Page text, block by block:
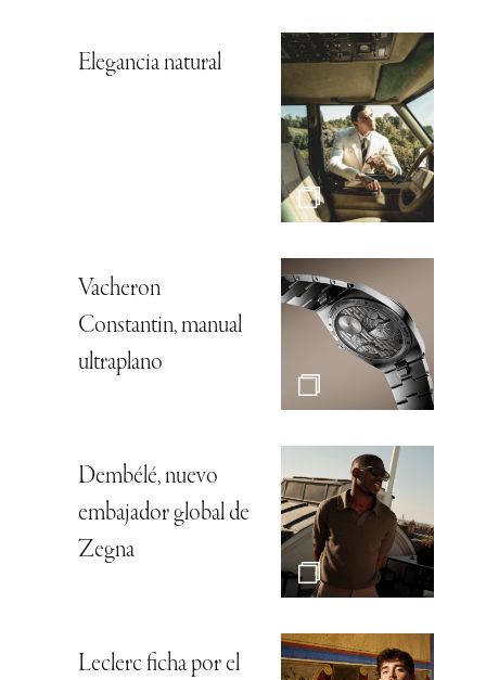
Elegancia natural
Vacheron
Constantin, manual
ultraplano
Dembélé, nuevo
embajador global de
Zegna
Leclerc ficha por el